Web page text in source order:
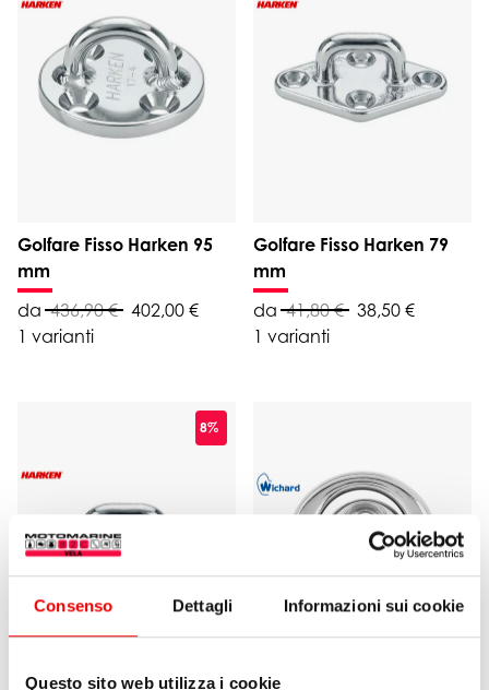
Consenso Dettagli Informazioni sui cookie
Questo sito web utilizza i cookie
Golfare Fisso Harken 95
mm
da 436,90 € 402,00 €
1 varianti
Golfare Fisso Harken 79
mm
da 41,80 € 38,50 €
1 varianti
8%